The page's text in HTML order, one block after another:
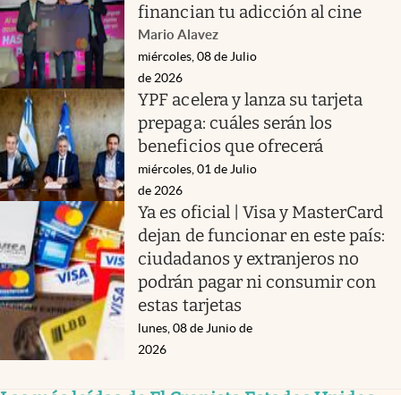
financian tu adicción al cine
Mario Alavez
miércoles, 08 de Julio
de 2026
YPF acelera y lanza su tarjeta
prepaga: cuáles serán los
beneficios que ofrecerá
miércoles, 01 de Julio
de 2026
Ya es oficial | Visa y MasterCard
dejan de funcionar en este país:
ciudadanos y extranjeros no
podrán pagar ni consumir con
estas tarjetas
lunes, 08 de Junio de
2026